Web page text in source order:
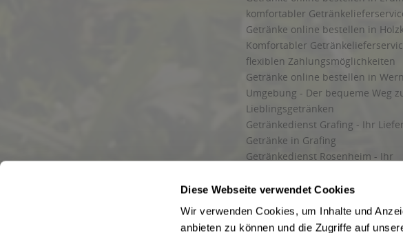
Diese Webseite verwendet Cookies
Wir verwenden Cookies, um Inhalte und
anbieten zu können und die Zugriffe auf
komfortabler
Getränke online bestellen in
Komfortabler
flexiblen Zahlungsmöglichkeiten
Getränke online bestellen in
Umgebung - Der bequeme Weg
Lieblingsgetränken
Getränkedienst Grafing - Ihr
Getränke in Grafing
Getränkedienst Rosenheim - Ihr
und Umgebung
Liefergebiet